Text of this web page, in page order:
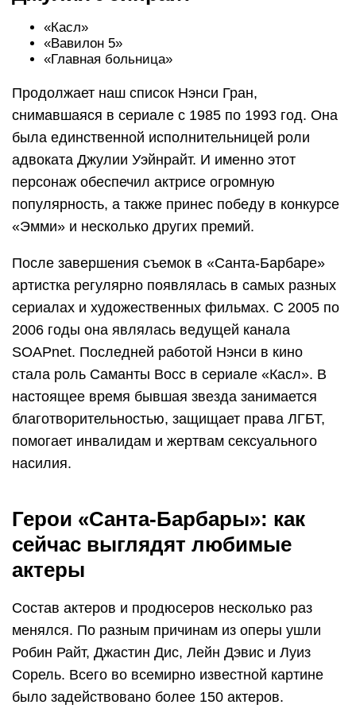
«Касл»
«Вавилон 5»
«Главная больница»
Продолжает наш список Нэнси Гран,
снимавшаяся в сериале с 1985 по 1993 год. Она
была единственной исполнительницей роли
адвоката Джулии Уэйнрайт. И именно этот
персонаж обеспечил актрисе огромную
популярность, а также принес победу в конкурсе
«Эмми» и несколько других премий.
После завершения съемок в «Санта-Барбаре»
артистка регулярно появлялась в самых разных
сериалах и художественных фильмах. С 2005 по
2006 годы она являлась ведущей канала
SOAPnet. Последней работой Нэнси в кино
стала роль Саманты Восс в сериале «Касл». В
настоящее время бывшая звезда занимается
благотворительностью, защищает права ЛГБТ,
помогает инвалидам и жертвам сексуального
насилия.
Герои «Санта-Барбары»: как
сейчас выглядят любимые
актеры
Состав актеров и продюсеров несколько раз
менялся. По разным причинам из оперы ушли
Робин Райт, Джастин Дис, Лейн Дэвис и Луиз
Сорель. Всего во всемирно известной картине
было задействовано более 150 актеров.